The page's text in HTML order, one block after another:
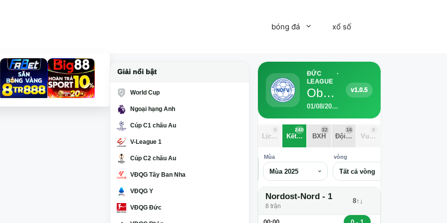
bóng đá xổ số
Giải nổi bật
World Cup
Ngoại hạng Anh
Cúp C1 châu Âu
V-League 1
Cúp C2 châu Âu
VĐQG Tây Ban Nha
VĐQG Ý
VĐQG Đức
ĐỨC ·
LEAGUE
Oberliga Đức - Đông Bắc Bắc 2025
01/08/2025 - 30/05/2026 · 16 Đội · 240 trận · 30 vòng
v1.0.5
Lịch thi đấu
0
Kết quả
240
BXH
32
Đội bóng
16
Vua phá lưới
0
⌕
Mùa
Mùa 2025
vòng
Tất cả vòng
Nordost-Nord - 1
8 trận
8↑↓